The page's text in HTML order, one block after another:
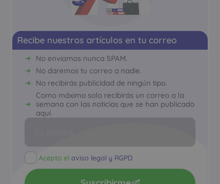
Recibe nuestros artículos en tu correo
No enviamos nunca SPAM.
No daremos tu correo a nadie.
No recibirás publicidad de ningún tipo.
Como máximo solo recibirás un correo a la
semana con las noticias que se han publicado
aquí.
Acepto elaviso legal y RGPD